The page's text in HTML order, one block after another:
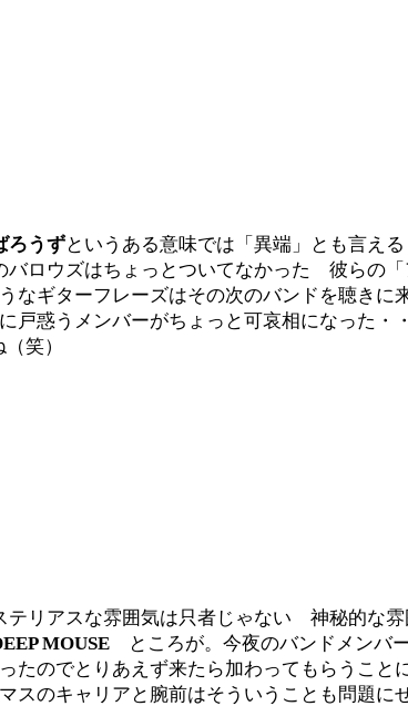
ろうずというある意味では「異端」とも言える
ロウズはちょっとついてなかった 彼らの「
なギターフレーズはその次のバンドを聴きに
惑うメンバーがちょっと可哀相になった・
笑）
テリアスな雰囲気は只者じゃない 神秘的な
MOUSE ところが。今夜のバンドメンバ
のでとりあえず来たら加わってもらうこと
のキャリアと腕前はそういうことも問題に